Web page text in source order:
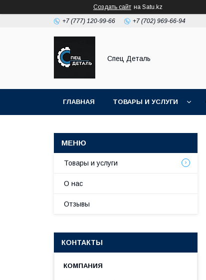
Создать сайт на Satu.kz
+7 (777) 120-99-66 +7 (702) 969-66-94
Спец Деталь
ГЛАВНАЯ ТОВАРЫ И УСЛУГИ
Товары и услуги
О нас
Отзывы
КОНТАКТЫ